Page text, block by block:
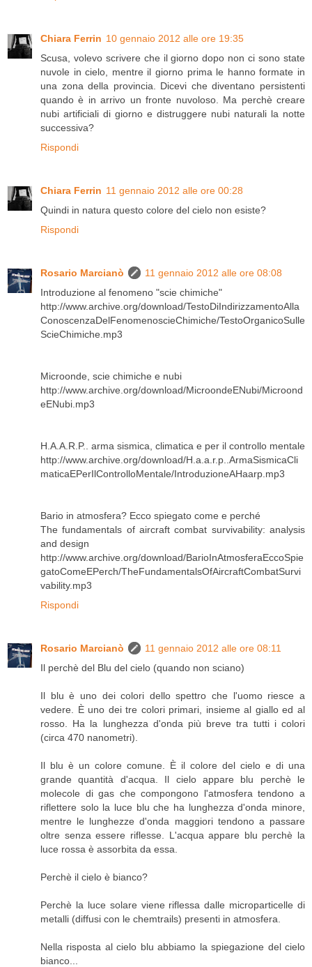
Chiara Ferrin 10 gennaio 2012 alle ore 19:35
Scusa, volevo scrivere che il giorno dopo non ci sono state
nuvole in cielo, mentre il giorno prima le hanno formate in
una zona della provincia. Dicevi che diventano persistenti
quando è in arrivo un fronte nuvoloso. Ma perchè creare
nubi artificiali di giorno e distruggere nubi naturali la notte
successiva?
Rispondi
Chiara Ferrin 11 gennaio 2012 alle ore 00:28
Quindi in natura questo colore del cielo non esiste?
Rispondi
Rosario Marcianò
11 gennaio 2012 alle ore 08:08
Introduzione al fenomeno "scie chimiche"
http://www.archive.org/download/TestoDiIndirizzamentoAlla
ConoscenzaDelFenomenoscieChimiche/TestoOrganicoSulle
ScieChimiche.mp3
Microonde, scie chimiche e nubi
http://www.archive.org/download/MicroondeENubi/Microond
eENubi.mp3
H.A.A.R.P.. arma sismica, climatica e per il controllo mentale
http://www.archive.org/download/H.a.a.r.p..ArmaSismicaCli
maticaEPerIlControlloMentale/IntroduzioneAHaarp.mp3
Bario in atmosfera? Ecco spiegato come e perché
The fundamentals of aircraft combat survivability: analysis
and design
http://www.archive.org/download/BarioInAtmosferaEccoSpie
gatoComeEPerch/TheFundamentalsOfAircraftCombatSurvi
vability.mp3
Rispondi
Rosario Marcianò
11 gennaio 2012 alle ore 08:11
Il perchè del Blu del cielo (quando non sciano)
Il blu è uno dei colori dello spettro che l'uomo riesce a
vedere. È uno dei tre colori primari, insieme al giallo ed al
rosso. Ha la lunghezza d'onda più breve tra tutti i colori
(circa 470 nanometri).
Il blu è un colore comune. È il colore del cielo e di una
grande quantità d'acqua. Il cielo appare blu perchè le
molecole di gas che compongono l'atmosfera tendono a
riflettere solo la luce blu che ha lunghezza d'onda minore,
mentre le lunghezze d'onda maggiori tendono a passare
oltre senza essere riflesse. L'acqua appare blu perchè la
luce rossa è assorbita da essa.
Perchè il cielo è bianco?
Perchè la luce solare viene riflessa dalle microparticelle di
metalli (diffusi con le chemtrails) presenti in atmosfera.
Nella risposta al cielo blu abbiamo la spiegazione del cielo
bianco...